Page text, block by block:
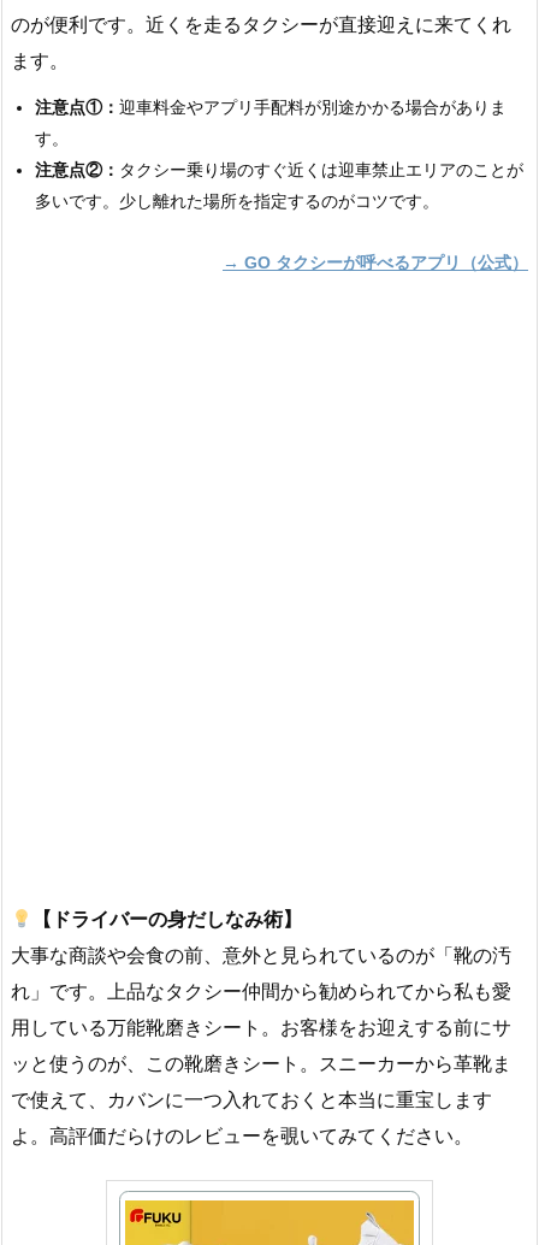
のが便利です。近くを走るタクシーが直接迎えに来てくれ
ます。
注意点①： 迎車料金やアプリ手配料が別途かかる場合がありま
す。
注意点②： タクシー乗り場のすぐ近くは迎車禁止エリアのことが
多いです。少し離れた場所を指定するのがコツです。
→ GO タクシーが呼べるアプリ（公式）
【ドライバーの身だしなみ術】
大事な商談や会食の前、意外と見られているのが「靴の汚
れ」です。上品なタクシー仲間から勧められてから私も愛
用している万能靴磨きシート。お客様をお迎えする前にサ
ッと使うのが、この靴磨きシート。スニーカーから革靴ま
で使えて、カバンに一つ入れておくと本当に重宝します
よ。高評価だらけのレビューを覗いてみてください。